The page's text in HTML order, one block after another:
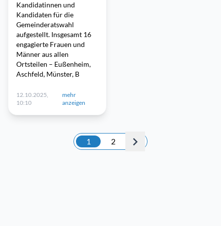
Kandidatinnen und
Kandidaten für die
Gemeinderatswahl
aufgestellt. Insgesamt 16
engagierte Frauen und
Männer aus allen
Ortsteilen – Eußenheim,
Aschfeld, Münster, B
12.10.2025,
10:10
mehr
anzeigen
1 2